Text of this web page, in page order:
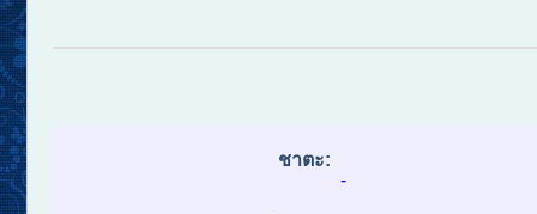
ชาตะ:
-